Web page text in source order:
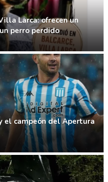
Larca: ofrecen un
perro perdido
el campeón del Apertura